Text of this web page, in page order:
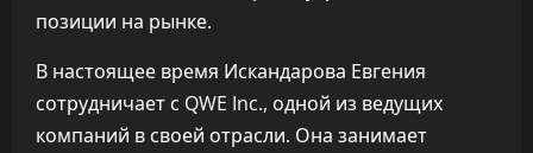
позиции на рынке.
В настоящее время Искандарова Евгения
сотрудничает с QWE Inc., одной из ведущих
компаний в своей отрасли. Она занимает